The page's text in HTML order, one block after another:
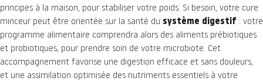
principes à la maison, pour stabiliser votre poids. Si besoin, votre cure
minceur peut être orientée sur la santé du système digestif : votre
programme alimentaire comprendra alors des aliments prébiotiques
et probiotiques, pour prendre soin de votre microbiote. Cet
accompagnement favorise une digestion efficace et sans douleurs,
et une assimilation optimisée des nutriments essentiels à votre